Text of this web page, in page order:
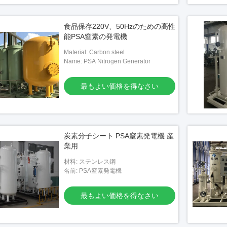
食品保存220V、50Hzのための高性
能PSA窒素の発電機
Material: Carbon steel
Name: PSA Nitrogen Generator
最もよい価格を得なさい
炭素分子シート PSA窒素発電機 産
業用
材料: ステンレス鋼
名前: PSA窒素発電機
最もよい価格を得なさい